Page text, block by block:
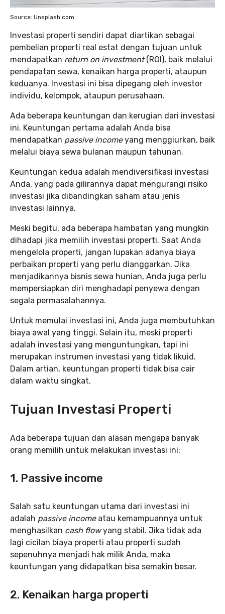
Source: Unsplash.com
Investasi properti sendiri dapat diartikan sebagai
pembelian properti real estat dengan tujuan untuk
mendapatkan return on investment(ROI), baik melalui
pendapatan sewa, kenaikan harga properti, ataupun
keduanya. Investasi ini bisa dipegang oleh investor
individu, kelompok, ataupun perusahaan.
Ada beberapa keuntungan dan kerugian dari investasi
ini. Keuntungan pertama adalah Anda bisa
mendapatkan passive incomeyang menggiurkan, baik
melalui biaya sewa bulanan maupun tahunan.
Keuntungan kedua adalah mendiversifikasi investasi
Anda, yang pada gilirannya dapat mengurangi risiko
investasi jika dibandingkan saham atau jenis
investasi lainnya.
Meski begitu, ada beberapa hambatan yang mungkin
dihadapi jika memilih investasi properti. Saat Anda
mengelola properti, jangan lupakan adanya biaya
perbaikan properti yang perlu dianggarkan. Jika
menjadikannya bisnis sewa hunian, Anda juga perlu
mempersiapkan diri menghadapi penyewa dengan
segala permasalahannya.
Untuk memulai investasi ini, Anda juga membutuhkan
biaya awal yang tinggi. Selain itu, meski properti
adalah investasi yang menguntungkan, tapi ini
merupakan instrumen investasi yang tidak likuid.
Dalam artian, keuntungan properti tidak bisa cair
dalam waktu singkat.
Tujuan Investasi Properti
Ada beberapa tujuan dan alasan mengapa banyak
orang memilih untuk melakukan investasi ini:
1. Passive income
Salah satu keuntungan utama dari investasi ini
adalah passive income atau kemampuannya untuk
menghasilkan cash flowyang stabil. Jika tidak ada
lagi cicilan biaya properti atau properti sudah
sepenuhnya menjadi hak milik Anda, maka
keuntungan yang didapatkan bisa semakin besar.
2. Kenaikan harga properti